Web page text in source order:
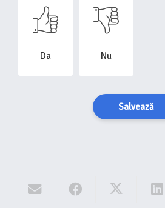
Da Nu
Salvează